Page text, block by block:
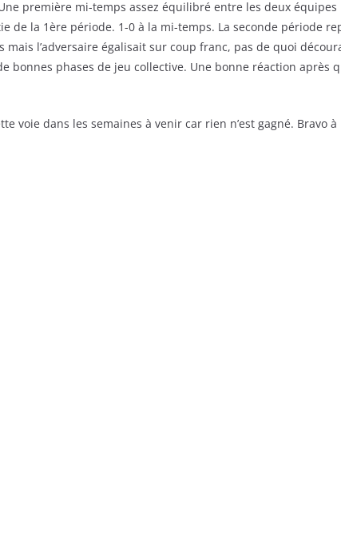
première mi-temps assez équilibré entre les deux équipes
de la 1ère période. 1-0 à la mi-temps. La seconde période
mais l’adversaire égalisait sur coup franc, pas de quoi
bonnes phases de jeu collective. Une bonne réaction après
voie dans les semaines à venir car rien n’est gagné. Bravo